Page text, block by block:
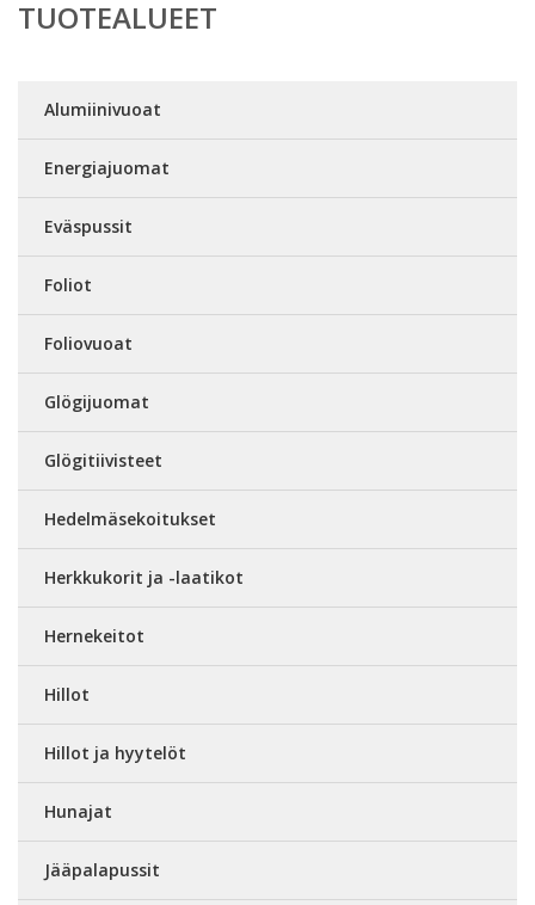
TUOTEALUEET
Alumiinivuoat
Energiajuomat
Eväspussit
Foliot
Foliovuoat
Glögijuomat
Glögitiivisteet
Hedelmäsekoitukset
Herkkukorit ja -laatikot
Hernekeitot
Hillot
Hillot ja hyytelöt
Hunajat
Jääpalapussit